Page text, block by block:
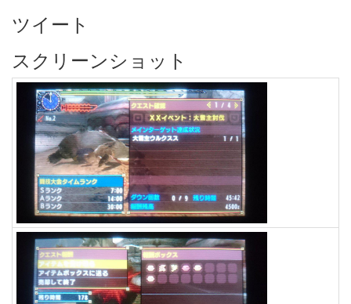
ツイート
スクリーンショット